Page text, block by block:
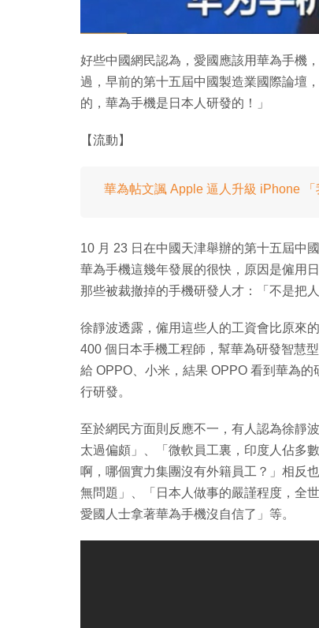
好些中國網民認為，愛國應該用華為手機
過，早前的第十五屆中國製造業國際論壇
的，華為手機是日本人研發的！」
【流動】
華為帖文諷 Apple 逼人升級 iPhone 「
10 月 23 日在中國天津舉辦的第十五屆中
華為手機這幾年發展的很快，原因是僱用
那些被裁撤掉的手機研發人才：「不是把
徐靜波透露，僱用這些人的工資會比原來
400 個日本手機工程師，幫華為研發智慧
給 OPPO、小米，結果 OPPO 看到華為
行研發。
至於網民方面則反應不一，有人認為徐靜
太過偏頗」、「微軟員工裏，印度人佔多
啊，哪個實力集團沒有外籍員工？」相反
無問題」、「日本人做事的嚴謹程度，全
愛國人士拿著華為手機沒自信了」等。